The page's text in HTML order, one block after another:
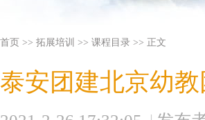
首页 >> 拓展培训 >> 课程目录 >> 正文
泰安团建北京幼